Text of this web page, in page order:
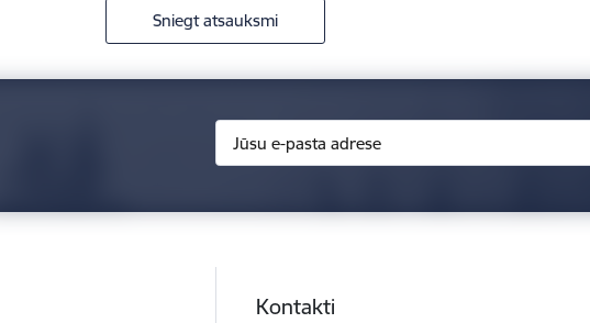
Sniegt atsauksmi
Kontakti